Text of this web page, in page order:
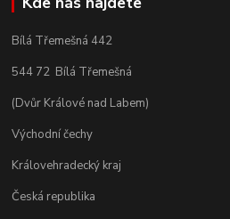
Bílá Třemešná 442
544 72 Bílá Třemešná
(Dvůr Králové nad Labem)
Východní čechy
Královehradecký kraj
Česká republika